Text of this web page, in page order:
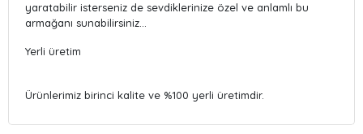
yaratabilir isterseniz de sevdiklerinize özel ve anlamlı bu
armağanı sunabilirsiniz…
Yerli üretim
Ürünlerimiz birinci kalite ve %100 yerli üretimdir.